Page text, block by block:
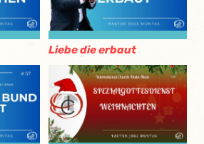
Liebe die erbaut